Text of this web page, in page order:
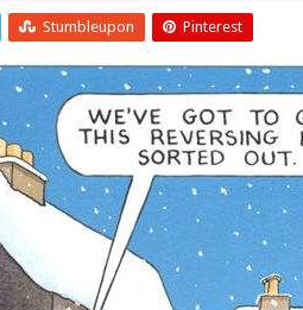
Stumbleupon Pinterest